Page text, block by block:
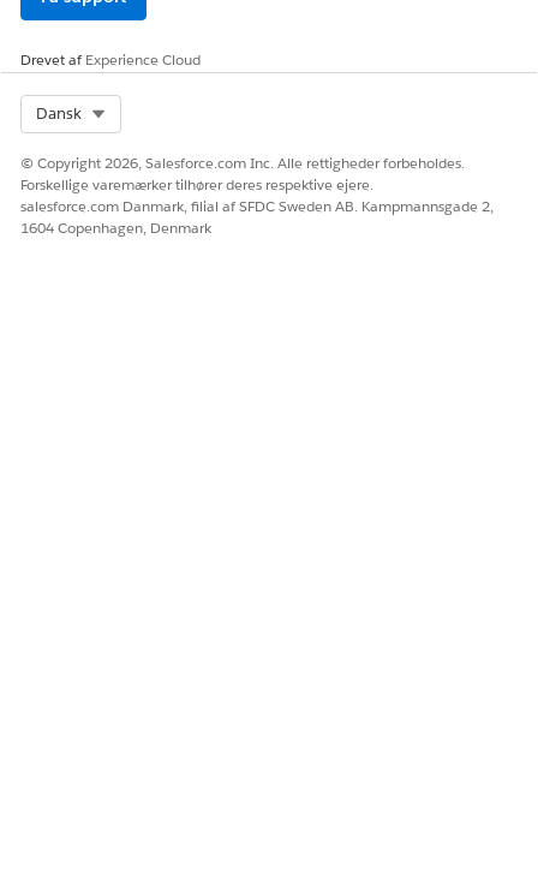
Drevet afExperience Cloud
Dansk
© Copyright 2026, Salesforce.com Inc. Alle rettigheder forbeholdes.
Forskellige varemærker tilhører deres respektive ejere.
salesforce.com Danmark, filial af SFDC Sweden AB. Kampmannsgade 2,
1604 Copenhagen, Denmark